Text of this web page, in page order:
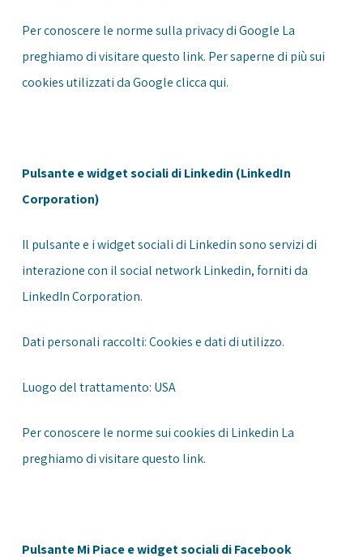
Per conoscere le norme sulla privacy di Google La
preghiamo di visitare questo link. Per saperne di più sui
cookies utilizzati da Google cliccaqui.
Pulsante e widget sociali di Linkedin (LinkedIn
Corporation)
Il pulsante e i widget sociali di Linkedin sono servizi di
interazione con il social network Linkedin, forniti da
LinkedIn Corporation.
Dati personali raccolti: Cookies e dati di utilizzo.
Luogo del trattamento: USA
Per conoscere le norme sui cookies di Linkedin La
preghiamo di visitare questo link.
Pulsante Mi Piace e widget sociali di Facebook